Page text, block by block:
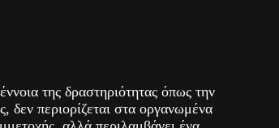
της δραστηριότητας όπως την
δεν περιορίζεται στα οργανωμένα